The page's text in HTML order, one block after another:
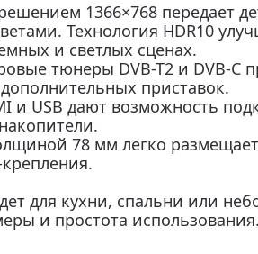
1366×768 передает
Технология HDR10
и светлых сценах.
тюнеры DVB-T2 и DVB-C
приставок.
и USB дают возможность
78 мм легко
для кухни, спальни или
и простота использования.